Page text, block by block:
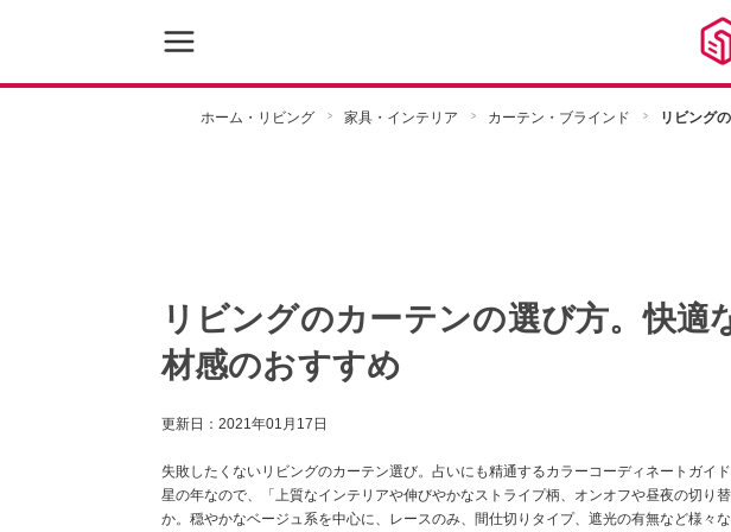
ホーム・リビング 家具・インテリア カーテン・ブラインド リビング
リビングのカーテンの選び方。快適
材感のおすすめ
更新日： 2021年01月17日
失敗したくないリビングのカーテン選び。占いにも精通するカラーコーディネートガイ
星の年なので、「上質なインテリアや伸びやかなストライプ柄、オンオフや昼夜の切り
か。穏やかなベージュ系を中心に、レースのみ、間仕切りタイプ、遮光の有無など様々